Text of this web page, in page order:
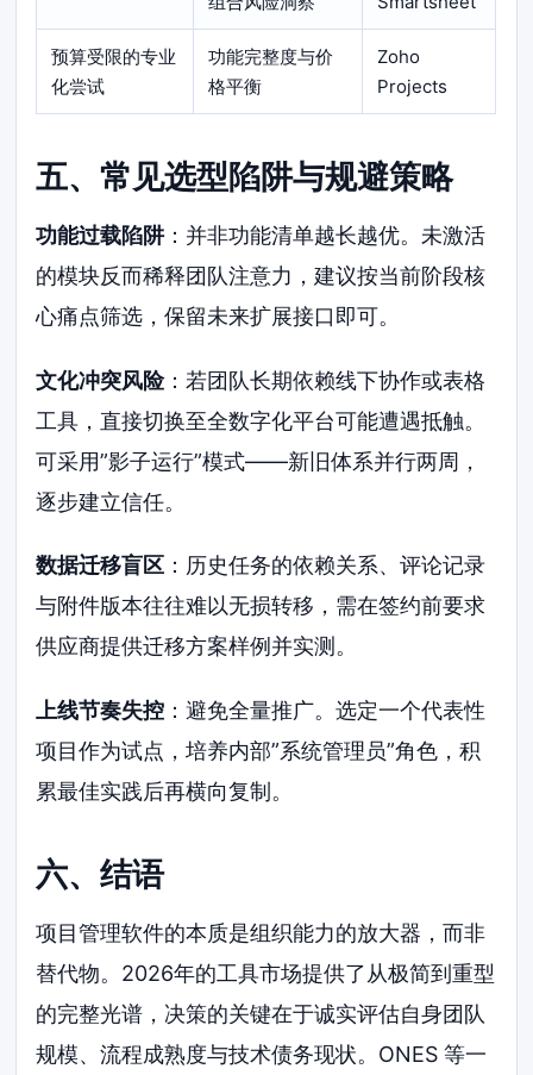
预算受限的专业
化尝试
功能完整度与价
格平衡
Zoho
Projects
五、常见选型陷阱与规避策略
功能过载陷阱：并非功能清单越长越优。未激活
的模块反而稀释团队注意力，建议按当前阶段核
心痛点筛选，保留未来扩展接口即可。
文化冲突风险：若团队长期依赖线下协作或表格
工具，直接切换至全数字化平台可能遭遇抵触。
可采用”影子运行”模式——新旧体系并行两周，
逐步建立信任。
数据迁移盲区 ：历史任务的依赖关系、评论记录
与附件版本往往难以无损转移，需在签约前要求
供应商提供迁移方案样例并实测。
上线节奏失控 ：避免全量推广。选定一个代表性
项目作为试点，培养内部”系统管理员”角色，积
累最佳实践后再横向复制。
六、结语
项目管理软件的本质是组织能力的放大器，而非
替代物。2026年的工具市场提供了从极简到重型
的完整光谱，决策的关键在于诚实评估自身团队
规模、流程成熟度与技术债务现状。ONES 等一